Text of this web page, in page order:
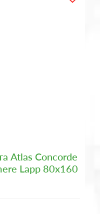
Atlas Concorde
Lapp 80x160